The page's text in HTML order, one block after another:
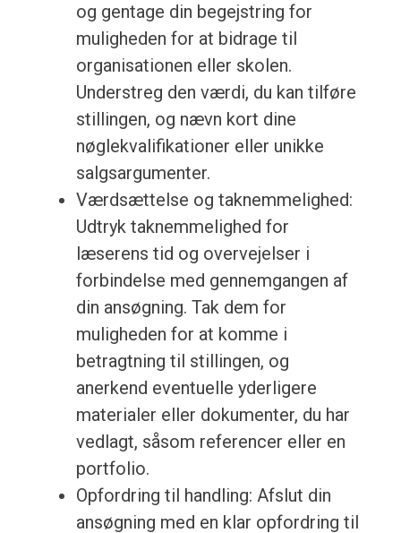
og gentage din begejstring for
muligheden for at bidrage til
organisationen eller skolen.
Understreg den værdi, du kan tilføre
stillingen, og nævn kort dine
nøglekvalifikationer eller unikke
salgsargumenter.
Værdsættelse og taknemmelighed:
Udtryk taknemmelighed for
læserens tid og overvejelser i
forbindelse med gennemgangen af
din ansøgning. Tak dem for
muligheden for at komme i
betragtning til stillingen, og
anerkend eventuelle yderligere
materialer eller dokumenter, du har
vedlagt, såsom referencer eller en
portfolio.
Opfordring til handling: Afslut din
ansøgning med en klar opfordring til